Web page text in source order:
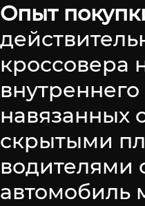
Опыт
кроссовера
навязанных
скрытыми
водителями
автомобиль